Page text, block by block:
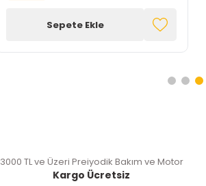
Sepete Ekle
3000 TL ve Üzeri Preiyodik Bakım ve Motor
Kargo Ücretsiz